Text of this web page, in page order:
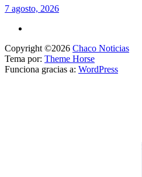
7 agosto, 2026
Copyright ©2026 Chaco Noticias
Tema por: Theme Horse
Funciona gracias a: WordPress